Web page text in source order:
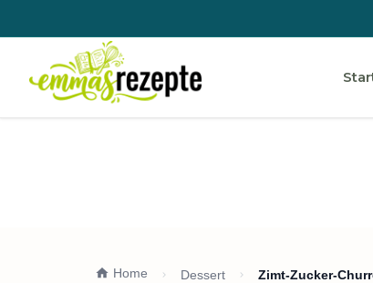
Home Dessert Zimt-Zucker-